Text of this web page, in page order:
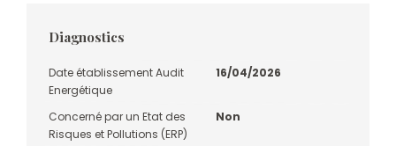
Diagnostics
Date établissement Audit
Energétique
16/04/2026
Concerné par un Etat des
Risques et Pollutions (ERP)
Non